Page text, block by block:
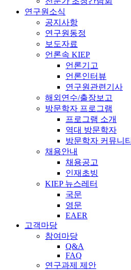
연구원소식
공지사항
연구원동정
보도자료
언론속 KIEP
언론기고
언론인터뷰
연구원관련기사
해외연수/출장보고
방문학자 프로그램
프로그램 소개
역대 방문학자
방문학자 커뮤니티
채용안내
채용공고
인재초빙
KIEP 뉴스레터
국문
영문
EAER
고객마당
참여마당
Q&A
FAQ
연구과제 제안